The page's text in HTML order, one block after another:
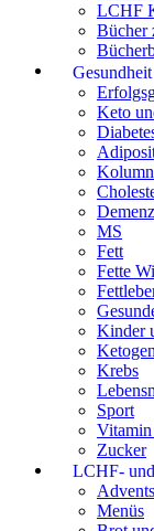
LCHF
Bücher
Gesundheit
Keto
Demenz
MS
Fett
Fette
Kinder
Krebs
Sport
Zucker
LCHF-
Menüs